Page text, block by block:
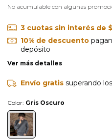
No acumulable con algunas
3 cuotas sin interés de
10% de descuento
depósito
Ver más detalles
Envío gratis superando los
Color: Gris Oscuro